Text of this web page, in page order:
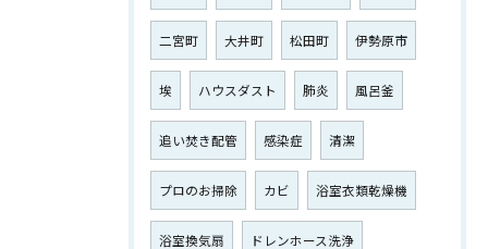
二宮町 大井町 松田町 伊勢原市
埃 ハウスダスト 肺炎 風呂釜
追い焚き配管 感染症 清潔
プロのお掃除 カビ 浴室衣類乾燥機
浴室換気扇 ドレンホース洗浄